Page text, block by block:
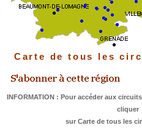
Carte de tous les
INFORMATION : Pour accéder aux
cliquer
sur Carte de tous les